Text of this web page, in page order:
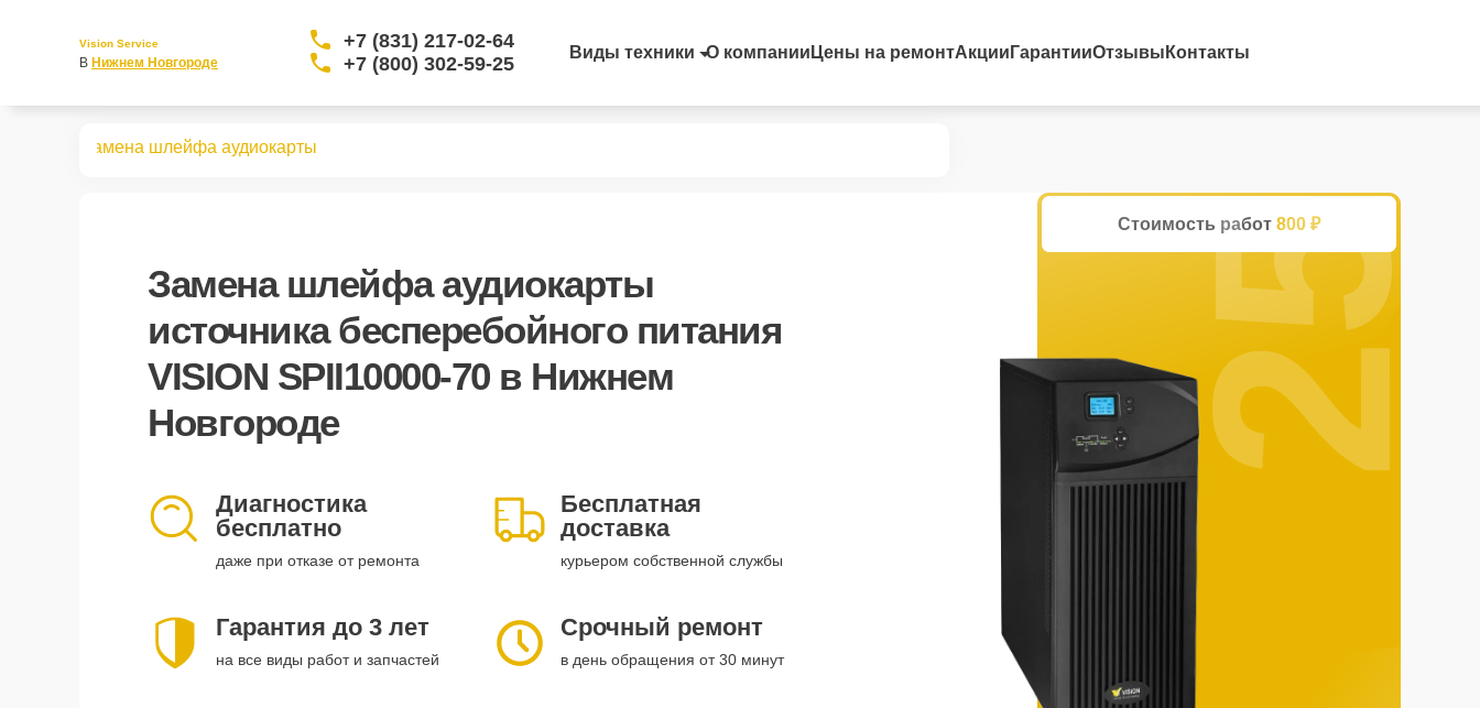
Vision Service
В Нижнем Новгороде
+7 (831) 217-02-64
+7 (800) 302-59-25
Виды техники О компании Цены на ремонтАкции ГарантииОтзывы Контакты
Замена шлейфа аудиокарты
Замена шлейфа аудиокарты
источника бесперебойного питания
VISION SPII10000-70 в Нижнем
Новгороде
Диагностика
бесплатно
даже при отказе от ремонта
Бесплатная
доставка
курьером собственной службы
Гарантия до 3 лет
на все виды работ и запчастей
Срочный ремонт
в день обращения от 30 минут
Стоимость работ 800 ₽
25%